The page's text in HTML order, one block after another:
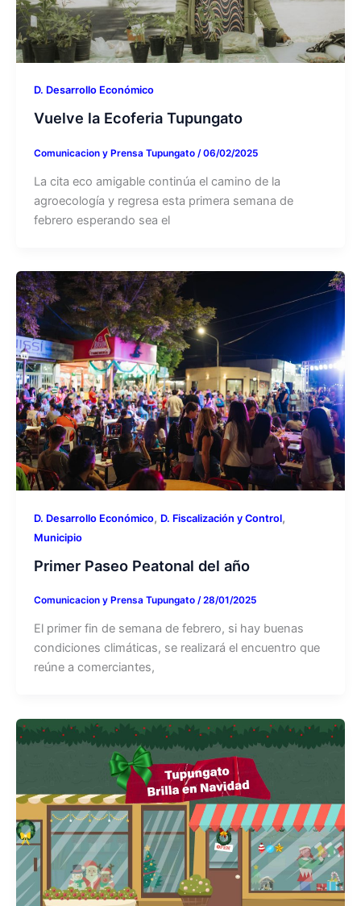
D. Desarrollo Económico
Vuelve la Ecoferia Tupungato
Comunicacion y Prensa Tupungato /06/02/2025
La cita eco amigable continúa el camino de la
agroecología y regresa esta primera semana de
febrero esperando sea el
D. Desarrollo Económico, D. Fiscalización y Control,
Municipio
Primer Paseo Peatonal del año
Comunicacion y Prensa Tupungato /28/01/2025
El primer fin de semana de febrero, si hay buenas
condiciones climáticas, se realizará el encuentro que
reúne a comerciantes,